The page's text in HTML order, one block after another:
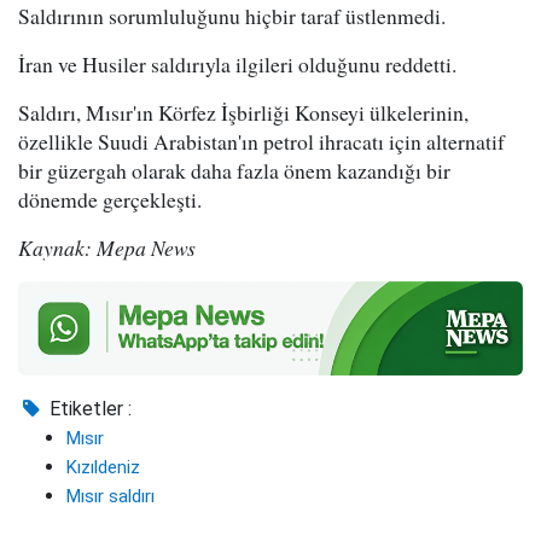
Saldırının sorumluluğunu hiçbir taraf üstlenmedi.
İran ve Husiler saldırıyla ilgileri olduğunu reddetti.
Saldırı, Mısır'ın Körfez İşbirliği Konseyi ülkelerinin,
özellikle Suudi Arabistan'ın petrol ihracatı için alternatif
bir güzergah olarak daha fazla önem kazandığı bir
dönemde gerçekleşti.
Kaynak: Mepa News
Etiketler :
Mısır
Kızıldeniz
Mısır saldırı